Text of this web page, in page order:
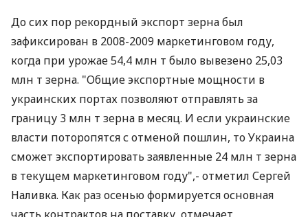
До сих пор рекордный экспорт зерна был
зафиксирован в 2008-2009 маркетинговом году,
когда при урожае 54,4 млн т было вывезено 25,03
млн т зерна. "Общие экспортные мощности в
украинских портах позволяют отправлять за
границу 3 млн т зерна в месяц. И если украинские
власти поторопятся с отменой пошлин, то Украина
сможет экспортировать заявленные 24 млн т зерна
в текущем маркетинговом году",- отметил Сергей
Наливка. Как раз осенью формируется основная